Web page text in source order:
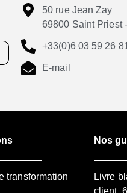
50 rue Jean Zay
69800 Saint Priest
+33(0)6 03 59 26
E-mail
transformation
Nos
Livre
client,